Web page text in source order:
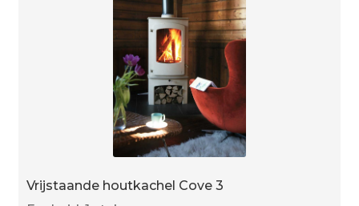
Vrijstaande houtkachel Cove 3